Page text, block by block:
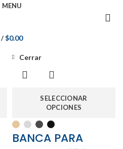
MENU
/ $0.00
SELECCIONAR
OPCIONES
Cerrar
BANCA PARA